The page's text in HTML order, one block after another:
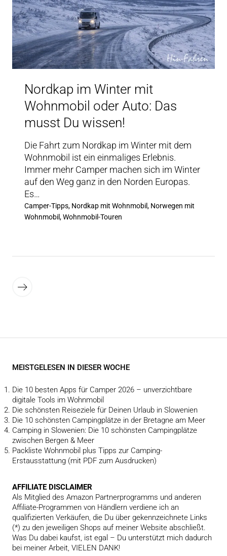
Nordkap im Winter mit
Wohnmobil oder Auto: Das
musst Du wissen!
Die Fahrt zum Nordkap im Winter mit dem
Wohnmobil ist ein einmaliges Erlebnis.
Immer mehr Camper machen sich im Winter
auf den Weg ganz in den Norden Europas.
Es…
Camper-Tipps, Nordkap mit Wohnmobil, Norwegen mit
Wohnmobil, Wohnmobil-Touren
derBeiträge
MEISTGELESEN IN DIESER WOCHE
Die 10 besten Apps für Camper 2026 – unverzichtbare
digitale Tools im Wohnmobil
Die schönsten Reiseziele für Deinen Urlaub in Slowenien
Die 10 schönsten Campingplätze in der Bretagne am Meer
Camping in Slowenien: Die 10 schönsten Campingplätze
zwischen Bergen & Meer
Packliste Wohnmobil plus Tipps zur Camping-
Erstausstattung (mit PDF zum Ausdrucken)
AFFILIATE DISCLAIMER
Als Mitglied des Amazon Partnerprogramms und anderen
Affiliate-Programmen von Händlern verdiene ich an
qualifizierten Verkäufen, die Du über gekennzeichnete Links
(*) zu den jeweiligen Shops auf meiner Website abschließt.
Was Du dabei kaufst, ist egal – Du unterstützt mich dadurch
bei meiner Arbeit, VIELEN DANK!